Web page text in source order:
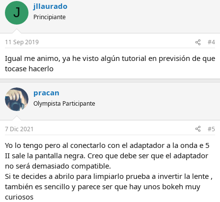
J jllaurado
Principiante
11 Sep 2019 #4
Igual me animo, ya he visto algún tutorial en previsión de que
tocase hacerlo
pracan
Olympista Participante
7 Dic 2021 #5
Yo lo tengo pero al conectarlo con el adaptador a la onda e 5
II sale la pantalla negra. Creo que debe ser que el adaptador
no será demasiado compatible.
Si te decides a abrilo para limpiarlo prueba a invertir la lente ,
también es sencillo y parece ser que hay unos bokeh muy
curiosos